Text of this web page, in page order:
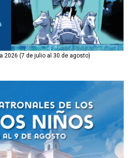
2026 (7 de julio al 30 de agosto)